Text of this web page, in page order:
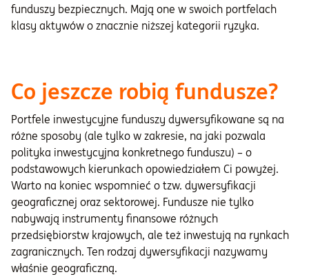
funduszy bezpiecznych. Mają one w swoich portfelach
klasy aktywów o znacznie niższej kategorii ryzyka.
Co jeszcze robią fundusze?
Portfele inwestycyjne funduszy dywersyfikowane są na
różne sposoby (ale tylko w zakresie, na jaki pozwala
polityka inwestycyjna konkretnego funduszu) – o
podstawowych kierunkach opowiedziałem Ci powyżej.
Warto na koniec wspomnieć o tzw. dywersyfikacji
geograficznej oraz sektorowej. Fundusze nie tylko
nabywają instrumenty finansowe różnych
przedsiębiorstw krajowych, ale też inwestują na rynkach
zagranicznych. Ten rodzaj dywersyfikacji nazywamy
właśnie geograficzną.